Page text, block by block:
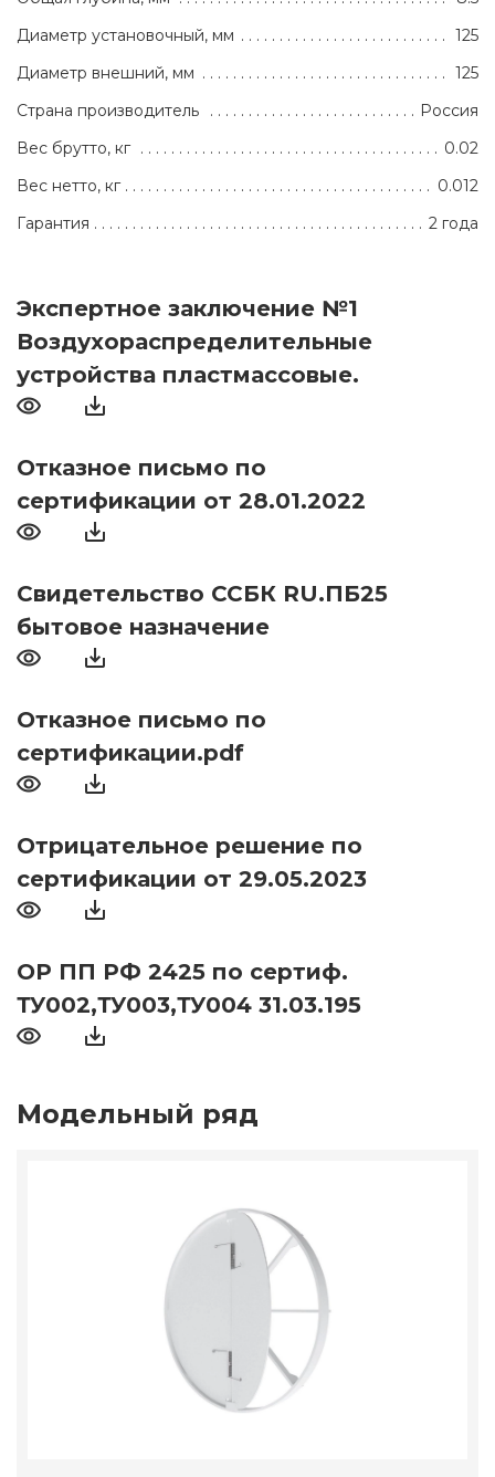
Диаметр установочный, мм
125
Диаметр внешний, мм
125
Страна производитель
Россия
Вес брутто, кг
0.02
Вес нетто, кг
0.012
Гарантия
2 года
Экспертное заключение №1
Воздухораспределительные
устройства пластмассовые.
Отказное письмо по
сертификации от 28.01.2022
Свидетельство ССБК RU.ПБ25
бытовое назначение
Отказное письмо по
сертификации.pdf
Отрицательное решение по
сертификации от 29.05.2023
ОР ПП РФ 2425 по сертиф.
ТУ002,ТУ003,ТУ004 31.03.195
Модельный ряд